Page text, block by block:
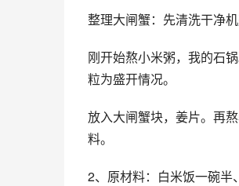
整理大闸蟹：先清洗干净
刚开始熬小米粥，我的石
粒为盛开情况。
放入大闸蟹块，姜片。再
料。
2、原材料：白米饭一碗半